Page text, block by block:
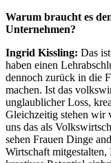
Warum braucht es
Unternehmen?
Ingrid Kissling: Das
haben einen
dennoch zurück in die
machen. Ist das
unglaublicher Loss,
Gleichzeitig stehen wir
uns das als
sehen Frauen Dinge
Wirtschaft